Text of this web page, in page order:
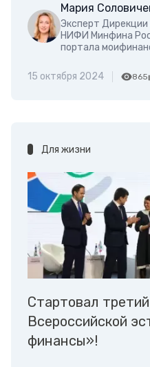
Мария
Эксперт
НИФИ Минфина
портала
15 октября 2024 865
Для жизни
Стартовал
Всероссийской
финансы»!